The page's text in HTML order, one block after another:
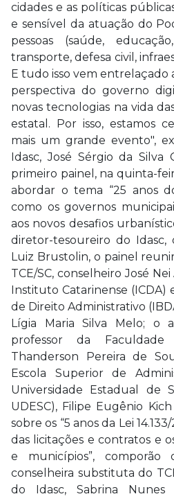
cidades e as políticas
e sensível da atuação do
pessoas (saúde,
transporte, defesa civil,
E tudo isso vem
perspectiva do governo
novas tecnologias na vida
estatal. Por isso, estamos
mais um grande evento",
Idasc, José Sérgio da
primeiro painel, na quinta-
abordar o tema “25 anos
como os governos
aos novos desafios
diretor-tesoureiro do Idasc,
Luiz Brustolin, o painel
TCE/SC, conselheiro José
Instituto Catarinense (ICDA)
de Direito Administrativo
Lígia Maria Silva Melo; o
professor da
Thanderson Pereira de
Escola Superior de
Universidade Estadual de
UDESC), Filipe Eugênio
sobre os “5 anos da Lei
das licitações e contratos e
e municípios”,
conselheira substituta do
do Idasc, Sabrina Nunes